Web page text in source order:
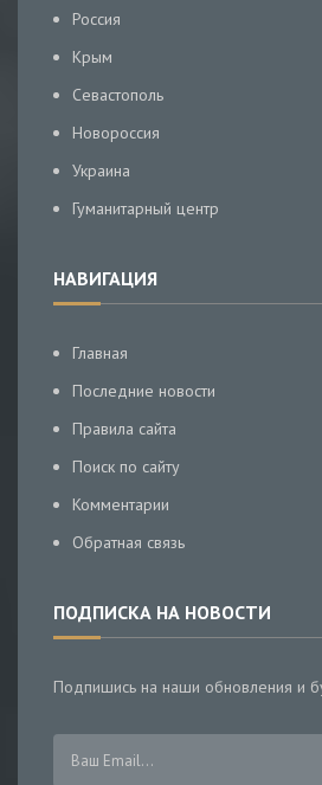
Россия
Крым
Севастополь
Новороссия
Украина
Гуманитарный центр
НАВИГАЦИЯ
Главная
Последние новости
Правила сайта
Поиск по сайту
Комментарии
Обратная связь
ПОДПИСКА НА НОВОСТИ
Подпишись на наши обновления и